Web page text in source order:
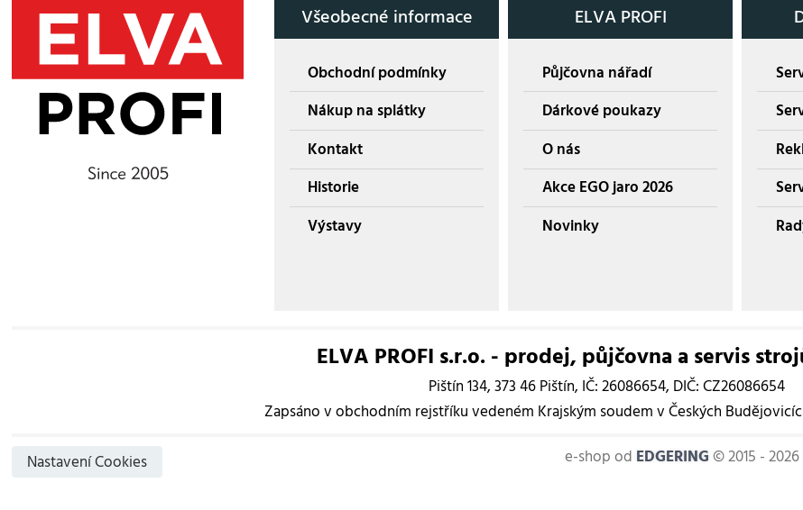
Všeobecné informace
Obchodní podmínky
Nákup na splátky
Kontakt
Historie
Výstavy
ELVA PROFI
Půjčovna nářadí
Dárkové poukazy
O nás
Akce EGO jaro 2026
Novinky
ELVA PROFI s.r.o. - prodej, půjčovna a servis
Pištín 134, 373 46 Pištín, IČ: 26086654, DIČ: CZ26086654
Zapsáno v obchodním rejstříku vedeném Krajským soudem v Českých
Nastavení Cookies
e-shop od EDGERING© 2015 - 2026